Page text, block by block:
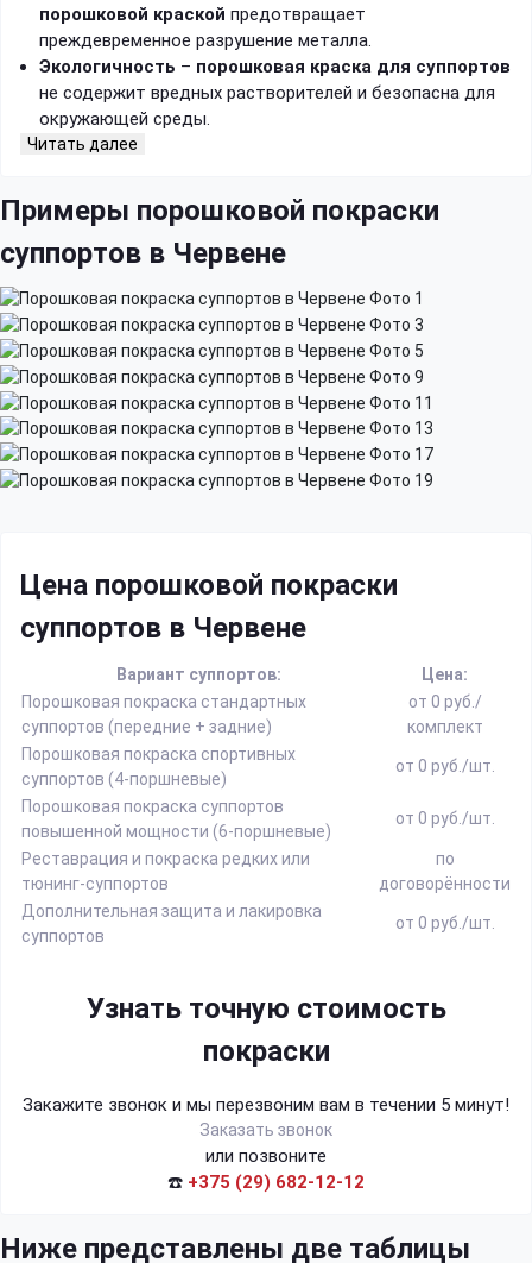
порошковой краской предотвращает
преждевременное разрушение металла.
Экологичность – порошковая краска для суппортов
не содержит вредных растворителей и безопасна для
окружающей среды.
Читать далее
Примеры порошковой покраски
суппортов в Червене
Цена порошковой покраски
суппортов в Червене
Вариант суппортов:
Цена:
Порошковая покраска стандартных
суппортов (передние + задние)
от 0 руб./
комплект
Порошковая покраска спортивных
суппортов (4-поршневые)
от 0 руб./шт.
Порошковая покраска суппортов
повышенной мощности (6-поршневые)
от 0 руб./шт.
Реставрация и покраска редких или
тюнинг-суппортов
по
договорённости
Дополнительная защита и лакировка
суппортов
от 0 руб./шт.
Узнать точную стоимость
покраски
Закажите звонок и мы перезвоним вам в течении 5 минут!
Заказать звонок
или позвоните
☎️ +375 (29) 682-12-12
Ниже представлены две таблицы